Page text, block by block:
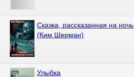
Сказка, рассказанная на ночь
(Ким Шерман)
Улыбка